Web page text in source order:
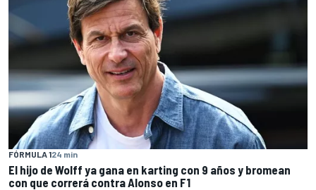
FÓRMULA 124 min
El hijo de Wolff ya gana en karting con 9 años y bromean
con que correrá contra Alonso en F1